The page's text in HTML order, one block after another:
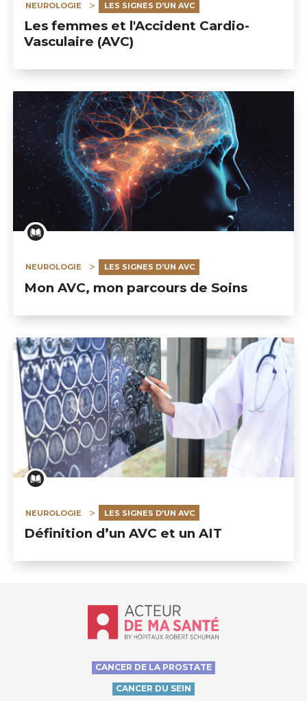
NEUROLOGIE LES SIGNES D’UN AVC
Les femmes et l'Accident Cardio-
Vasculaire (AVC)
NEUROLOGIE LES SIGNES D’UN AVC
Mon AVC, mon parcours de Soins
NEUROLOGIE LES SIGNES D’UN AVC
Définition d’un AVC et un AIT
Accueil - Acteur de ma santé, by
CANCER DE LA PROSTATE
CANCER DU SEIN